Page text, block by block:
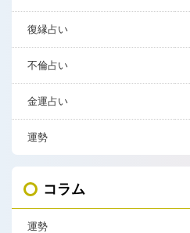
復縁占い
不倫占い
金運占い
運勢
コラム
運勢